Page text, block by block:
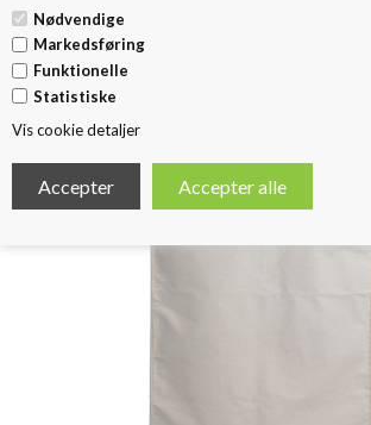
Nødvendige
Markedsføring
Funktionelle
Statistiske
Vis cookie detaljer